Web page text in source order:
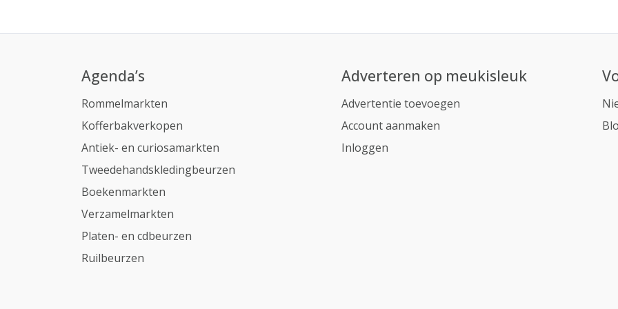
Agenda’s
Rommelmarkten
Kofferbakverkopen
Antiek- en curiosamarkten
Tweedehandskledingbeurzen
Boekenmarkten
Verzamelmarkten
Platen- en cdbeurzen
Ruilbeurzen
Adverteren op meukisleuk
Advertentie toevoegen
Account aanmaken
Inloggen